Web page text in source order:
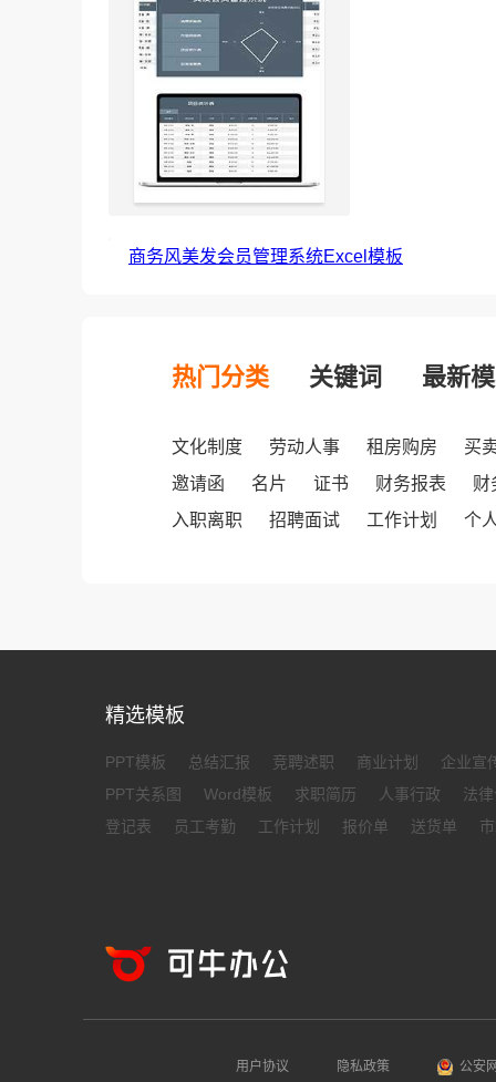
商务风美发会员管理系统Excel模板
热门分类 关键词 最新
文化制度 劳动人事 租房购房
买
邀请函
名片 证书 财务报表
财
入职离职
招聘面试 工作计划 个
精选模板
PPT模板 总结汇报 竞聘述职 商业计划
企业宣
PPT关系图
Word模板 求职简历 人事行政
法
登记表
员工考勤 工作计划 报价单 送货单
用户协议 隐私政策 公安